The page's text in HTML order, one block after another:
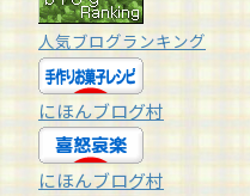
人気ブログランキング
にほんブログ村
にほんブログ村